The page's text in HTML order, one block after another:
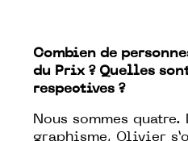
Combien de
du Prix ? Quelles
respectives ?
Nous sommes quatre.
graphisme, Olivier